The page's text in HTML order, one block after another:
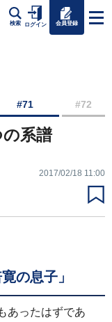
検索 ログイン 会員登録
#71 #72
系譜
2017/02/18 11:00
の息子」
あったはずであ